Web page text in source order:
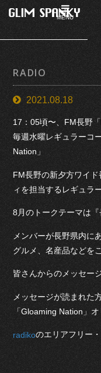
MENU
RADIO
2021.08.18
17：05頃〜、FM長野
毎週水曜レギュラーコ
Nation」
FM長野の新夕方ワイ
ィを担当するレギュラ
8月のトークテーマは『
メンバーが長野県内に
グルメ、名産品などを
皆さんからのメッセー
メッセージが読まれた
「Gloaming Nation」
radikoのエリアフリー